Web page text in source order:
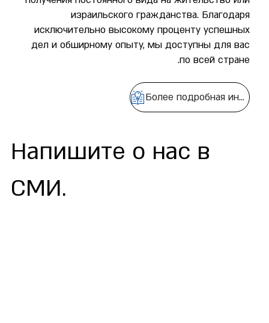
израильского гражданства. Благодаря
исключительно высокому проценту успешных
дел и обширному опыту, мы доступны для вас
по всей стране.
Более подробная информация
Напишите о нас в
СМИ.